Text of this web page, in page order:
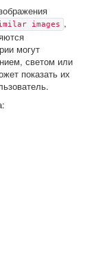
images ,
могут
светом или
показать их